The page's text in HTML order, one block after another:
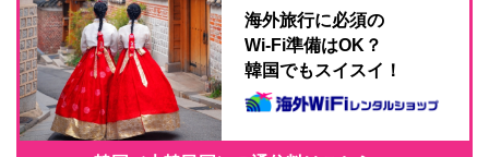
海外旅行に必須の
Wi-Fi準備はOK？
韓国でもスイスイ！